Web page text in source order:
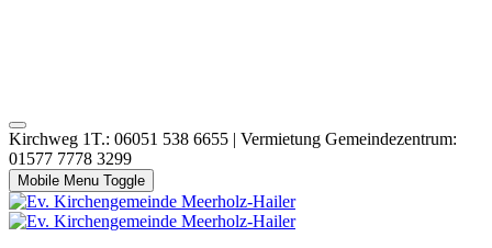
Kirchweg 1T.: 06051 538 6655 | Vermietung Gemeindezentrum:
01577 7778 3299
Mobile Menu Toggle